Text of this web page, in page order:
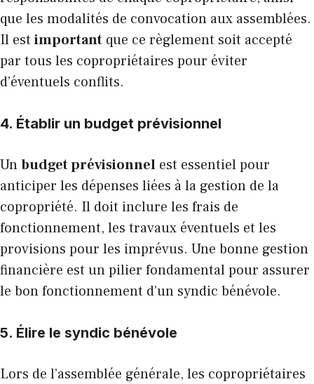
que les modalités de convocation aux assemblées.
Il est important que ce règlement soit accepté
par tous les copropriétaires pour éviter
d’éventuels conflits.
4. Établir un budget prévisionnel
Unbudget prévisionnel est essentiel pour
anticiper les dépenses liées à la gestion de la
copropriété. Il doit inclure les frais de
fonctionnement, les travaux éventuels et les
provisions pour les imprévus. Une bonne gestion
financière est un pilier fondamental pour assurer
le bon fonctionnement d’un syndic bénévole.
5. Élire le syndic bénévole
Lors de l’assemblée générale, les copropriétaires